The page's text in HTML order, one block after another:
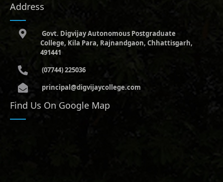
Address
Govt. Digvijay Autonomous Postgraduate
College, Kila Para, Rajnandgaon, Chhattisgarh,
491441
(07744) 225036
principal@digvijaycollege.com
Find Us On Google Map